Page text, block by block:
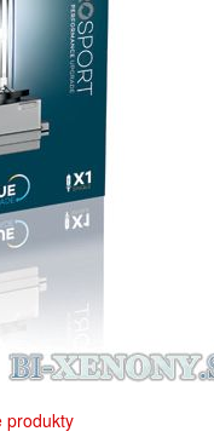
produkty